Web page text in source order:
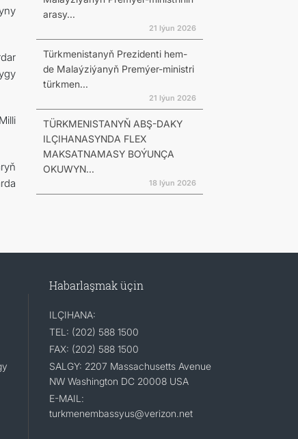
arasy...
21 Iýun 2026
Türkmenistanyň Prezidenti hem-
de Malaýziýanyň Premýer-ministri
türkmen...
21 Iýun 2026
TÜRKMENISTANYŇ ABŞ-DAKY
ILÇIHANASYNDA FLEX
MAKSATNAMASY BOÝUNÇA
OKUWYN...
18 Iýun 2026
Habarlaşmak üçin
ILÇIHANA:
TEL: (202) 588 1500
FAX: (202) 588 1500
SALGY: 2207 Massachusetts Avenue
NW Washington DC 20008 USA
E-MAIL:
turkmenembassyus@verizon.net